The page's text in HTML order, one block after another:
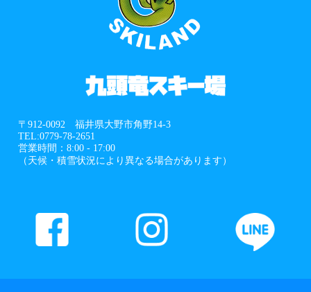
〒912-0092 福井県大野市角野14-3
TEL:0779-78-2651
営業時間：8:00 - 17:00
（天候・積雪状況により異なる場合があります）